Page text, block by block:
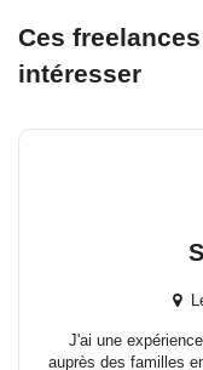
Ces
intéresser
J'ai une
auprès des familles